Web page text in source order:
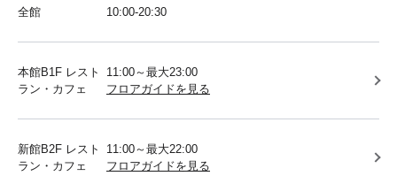
全館 10:00-20:30
本館B1F レスト
ラン・カフェ
11:00～最大23:00
フロアガイドを見る
新館B2F レスト
ラン・カフェ
11:00～最大22:00
フロアガイドを見る